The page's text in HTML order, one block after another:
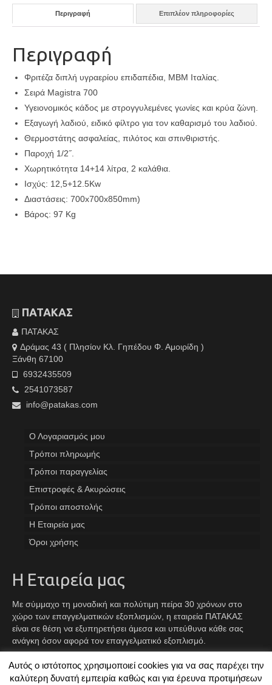
Περιγραφή Επιπλέον πληροφορίες
Περιγραφή
Φριτέζα διπλή υγραερίου επιδαπέδια, ΜΒΜ Ιταλίας.
Σειρά Magistra 700
Υγειονομικός κάδος με στρογγυλεμένες γωνίες και κρύα ζώνη.
Εξαγωγή λαδιού, ειδικό φίλτρο για τον καθαρισμό του λαδιού.
Θερμοστάτης ασφαλείας, πιλότος και σπινθιριστής.
Παροχή 1/2˝.
Χωρητικότητα 14+14 λίτρα, 2 καλάθια.
Ισχύς: 12,5+12.5Kw
Διαστάσεις: 700x700x850mm)
Βάρος: 97 Kg
ΠΑΤΑΚΑΣ
ΠΑΤΑΚΑΣ
Δράμας 43 ( Πλησίον Κλ. Γηπέδου Φ. Αμοιρίδη )
Ξάνθη 67100
6932435509
2541073587
info@patakas.com
Ο Λογαριασμός μου
Tρόποι πληρωμής
Τρόποι παραγγελίας
Επιστροφές & Ακυρώσεις
Τρόποι αποστολής
Η Εταιρεία μας
Όροι χρήσης
Η Εταιρεία μας
Με σύμμαχο τη μοναδική και πολύτιμη πείρα 30 χρόνων στο
χώρο των επαγγελματικών εξοπλισμών, η εταιρεία ΠΑΤΑΚΑΣ
είναι σε θέση να εξυπηρετήσει άμεσα και υπεύθυνα κάθε σας
ανάγκη όσον αφορά τον επαγγελματικό εξοπλισμό.
Facebook
Instagram
TikTok
Αυτός ο ιστότοπος χρησιμοποιεί cookies για να σας παρέχει την
καλύτερη δυνατή εμπειρία καθώς και για έρευνα προτιμήσεων